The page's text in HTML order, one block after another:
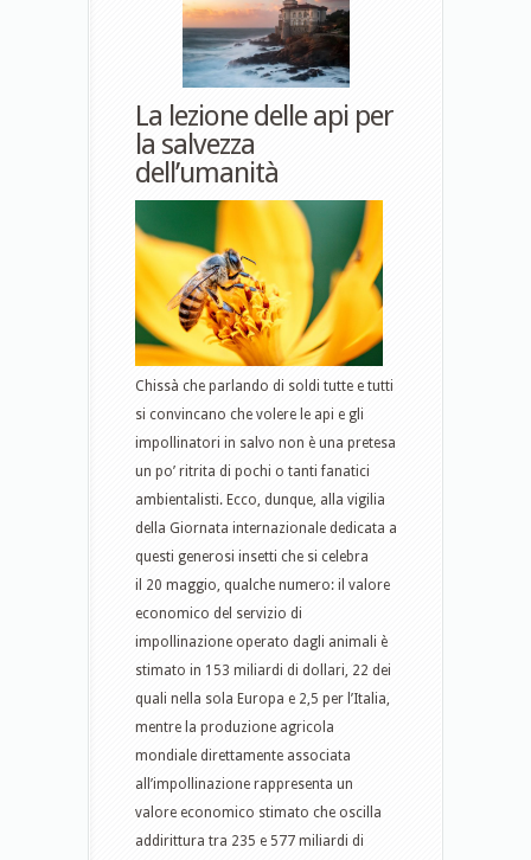
La lezione delle api per
la salvezza
dell’umanità
Chissà che parlando di soldi tutte e tutti
si convincano che volere le api e gli
impollinatori in salvo non è una pretesa
un po’ ritrita di pochi o tanti fanatici
ambientalisti. Ecco, dunque, alla vigilia
della Giornata internazionale dedicata a
questi generosi insetti che si celebra
il 20 maggio, qualche numero: il valore
economico del servizio di
impollinazione operato dagli animali è
stimato in 153 miliardi di dollari, 22 dei
quali nella sola Europa e 2,5 per l’Italia,
mentre la produzione agricola
mondiale direttamente associata
all’impollinazione rappresenta un
valore economico stimato che oscilla
addirittura tra 235 e 577 miliardi di